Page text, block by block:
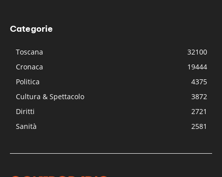
Categorie
Toscana
32100
Cronaca
19444
Politica
4375
Cultura & Spettacolo
3872
Diritti
2721
Sanità
2581